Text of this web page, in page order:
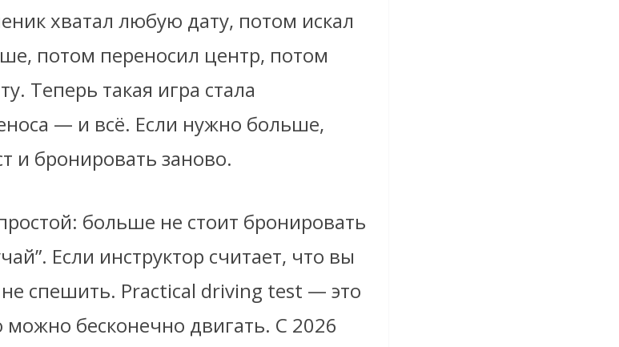
хватал любую дату, потом искал
потом переносил центр, потом
Теперь такая игра стала
— и всё. Если нужно больше,
и бронировать заново.
больше не стоит бронировать
Если инструктор считает, что вы
спешить. Practical driving test — это
можно бесконечно двигать. С 2026